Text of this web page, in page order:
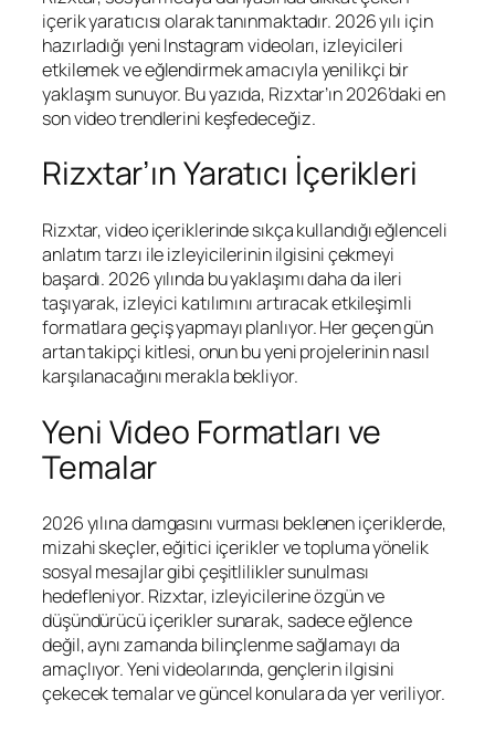
içerik yaratıcısı olarak tanınmaktadır. 2026 yılı için
hazırladığı yeni Instagram videoları, izleyicileri
etkilemek ve eğlendirmek amacıyla yenilikçi bir
yaklaşım sunuyor. Bu yazıda, Rizxtar’ın 2026’daki en
son video trendlerini keşfedeceğiz.
Rizxtar’ın Yaratıcı İçerikleri
Rizxtar, video içeriklerinde sıkça kullandığı eğlenceli
anlatım tarzı ile izleyicilerinin ilgisini çekmeyi
başardı. 2026 yılında bu yaklaşımı daha da ileri
taşıyarak, izleyici katılımını artıracak etkileşimli
formatlara geçiş yapmayı planlıyor. Her geçen gün
artan takipçi kitlesi, onun bu yeni projelerinin nasıl
karşılanacağını merakla bekliyor.
Yeni Video Formatları ve
Temalar
2026 yılına damgasını vurması beklenen içeriklerde,
mizahi skeçler, eğitici içerikler ve topluma yönelik
sosyal mesajlar gibi çeşitlilikler sunulması
hedefleniyor. Rizxtar, izleyicilerine özgün ve
düşündürücü içerikler sunarak, sadece eğlence
değil, aynı zamanda bilinçlenme sağlamayı da
amaçlıyor. Yeni videolarında, gençlerin ilgisini
çekecek temalar ve güncel konulara da yer veriliyor.